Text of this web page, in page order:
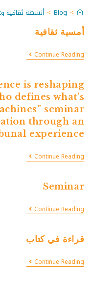
>
Blog
> أنشطة ثقافية
أمسية ثقافية
Continue Reading
is reshaping
defines what’s
seminar
through an
experience.
Continue Reading
Seminar
Continue Reading
قراءة في كتاب
Continue Reading